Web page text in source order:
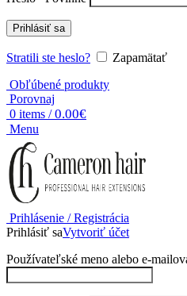
Prihlásiť sa
Stratili ste heslo?
Zapamätať
Obľúbené produkty
Porovnaj
0 items / 0.00€
Menu
Prihlásenie / Registrácia
Prihlásiť saVytvoriť účet
Používateľské meno alebo e-